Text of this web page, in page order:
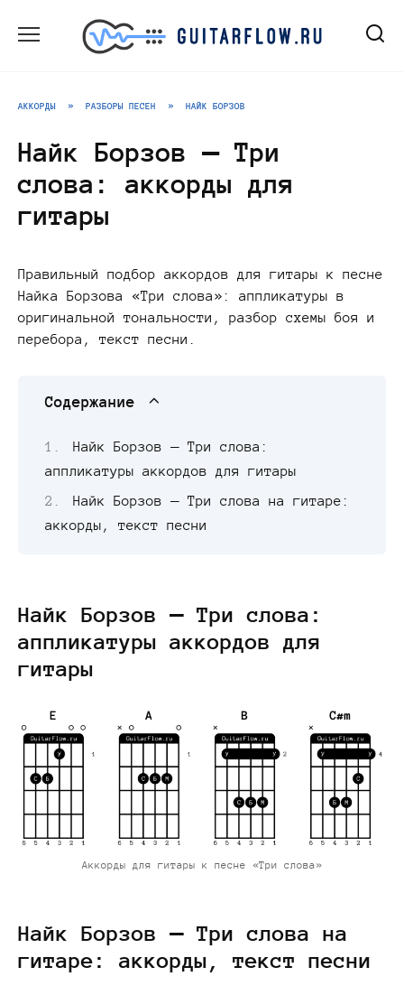
АККОРДЫ » РАЗБОРЫ ПЕСЕН » НАЙК БОРЗОВ
Найк Борзов — Три
слова: аккорды для
гитары
Правильный подбор аккордов для гитары к песне
Найка Борзова «Три слова»: аппликатуры в
оригинальной тональности, разбор схемы боя и
перебора, текст песни.
Содержание
Найк Борзов — Три слова:
аппликатуры аккордов для гитары
Найк Борзов — Три слова на гитаре:
аккорды, текст песни
Найк Борзов — Три слова:
аппликатуры аккордов для
гитары
Аккорды для гитары к песне «Три слова»
Найк Борзов — Три слова на
гитаре: аккорды, текст песни